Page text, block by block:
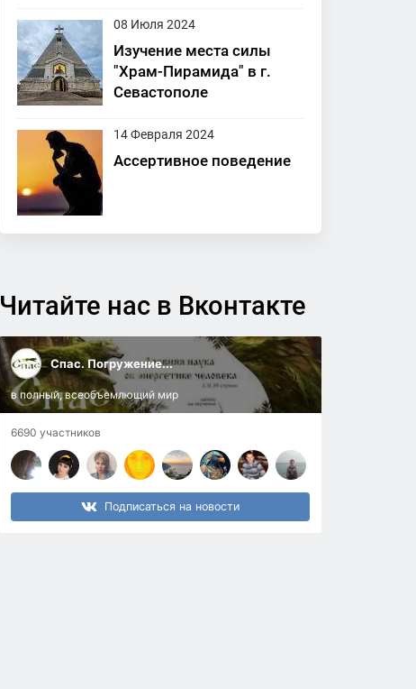
08 Июля 2024
Изучение места силы
"Храм-Пирамида" в г.
Севастополе
14 Февраля 2024
Ассертивное поведение
Читайте нас в Вконтакте
Спас. Погружение...
в полный, всеобъемлющий мир
6690 участников
Подписаться на новости